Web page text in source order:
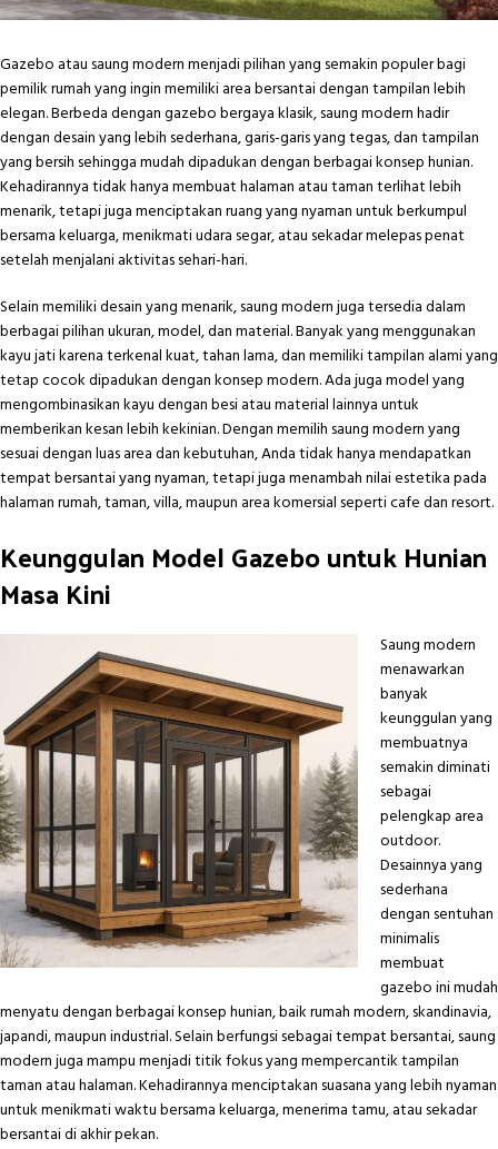
Gazebo atau saung modern menjadi pilihan yang semakin populer bagi
pemilik rumah yang ingin memiliki area bersantai dengan tampilan lebih
elegan. Berbeda dengan gazebo bergaya klasik, saung modern hadir
dengan desain yang lebih sederhana, garis-garis yang tegas, dan tampilan
yang bersih sehingga mudah dipadukan dengan berbagai konsep hunian.
Kehadirannya tidak hanya membuat halaman atau taman terlihat lebih
menarik, tetapi juga menciptakan ruang yang nyaman untuk berkumpul
bersama keluarga, menikmati udara segar, atau sekadar melepas penat
setelah menjalani aktivitas sehari-hari.
Selain memiliki desain yang menarik, saung modern juga tersedia dalam
berbagai pilihan ukuran, model, dan material. Banyak yang menggunakan
kayu jati karena terkenal kuat, tahan lama, dan memiliki tampilan alami yang
tetap cocok dipadukan dengan konsep modern. Ada juga model yang
mengombinasikan kayu dengan besi atau material lainnya untuk
memberikan kesan lebih kekinian. Dengan memilih saung modern yang
sesuai dengan luas area dan kebutuhan, Anda tidak hanya mendapatkan
tempat bersantai yang nyaman, tetapi juga menambah nilai estetika pada
halaman rumah, taman, villa, maupun area komersial seperti cafe dan resort.
Keunggulan Model Gazebo untuk Hunian
Masa Kini
Saung modern
menawarkan
banyak
keunggulan yang
membuatnya
semakin diminati
sebagai
pelengkap area
outdoor.
Desainnya yang
sederhana
dengan sentuhan
minimalis
membuat
gazebo ini mudah
menyatu dengan berbagai konsep hunian, baik rumah modern, skandinavia,
japandi, maupun industrial. Selain berfungsi sebagai tempat bersantai, saung
modern juga mampu menjadi titik fokus yang mempercantik tampilan
taman atau halaman. Kehadirannya menciptakan suasana yang lebih nyaman
untuk menikmati waktu bersama keluarga, menerima tamu, atau sekadar
bersantai di akhir pekan.